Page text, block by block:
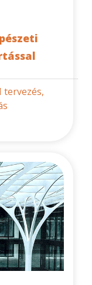
tervezés,